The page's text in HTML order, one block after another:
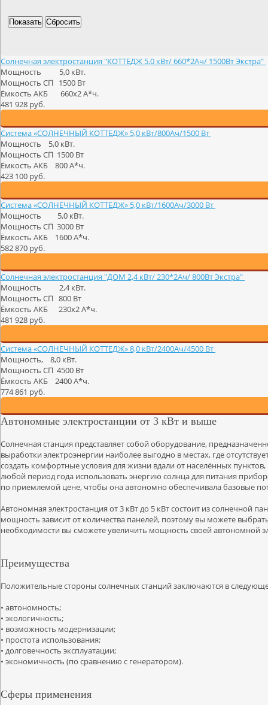
Солнечная электростанция "КОТТЕДЖ 5,0 кВт/ 660*2Ач/ 1500Вт Экстра"
Мощность 5,0 кВт.
Мощность СП 1500 Вт
Ёмкость АКБ 660х2 А*ч.
481 928 руб.
Система «СОЛНЕЧНЫЙ КОТТЕДЖ» 5,0 кВт/800Ач/1500 Вт
Мощность 5,0 кВт.
Мощность СП 1500 Вт
Ёмкость АКБ 800 А*ч.
423 100 руб.
Система «СОЛНЕЧНЫЙ КОТТЕДЖ» 5,0 кВт/1600Ач/3000 Вт
Мощность 5,0 кВт.
Мощность СП 3000 Вт
Ёмкость АКБ 1600 А*ч.
582 870 руб.
Солнечная электростанция "ДОМ 2,4 кВт/ 230*2Ач/ 800Вт Экстра"
Мощность 2,4 кВт.
Мощность СП 800 Вт
Ёмкость АКБ 230х2 А*ч.
481 928 руб.
Система «СОЛНЕЧНЫЙ КОТТЕДЖ» 8,0 кВт/2400Ач/4500 Вт
Мощность, 8,0 кВт.
Мощность СП 4500 Вт
Ёмкость АКБ 2400 А*ч.
774 861 руб.
Автономные электростанции от 3 кВт и выше
Солнечная станция представляет собой оборудование,
выработки электроэнергии наиболее выгодно в местах, где
создать комфортные условия для жизни вдали от населённых
любой период года использовать энергию солнца для питания
по приемлемой цене, чтобы она автономно обеспечивала базовые
Автономная электростанция от 3 кВт до 5 кВт состоит из солнечной
мощность зависит от количества панелей, поэтому вы можете
необходимости вы сможете увеличить мощность своей автономной
Преимущества
Положительные стороны солнечных станций заключаются в
• автономность;
• экологичность;
• возможность модернизации;
• простота использования;
• долговечность эксплуатации;
• экономичность (по сравнению с генератором).
Сферы применения